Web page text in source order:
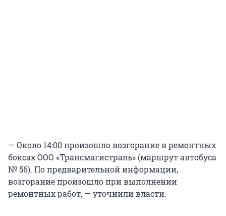
— Около 14:00 произошло возгорание в ремонтных
боксах ООО «Трансмагистраль» (маршрут автобуса
№ 56). По предварительной информации,
возгорание произошло при выполнении
ремонтных работ, — уточнили власти.